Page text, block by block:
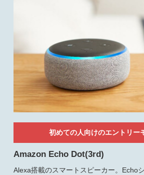
初めての人向けのエントリー
Amazon Echo Dot(3rd)
Alexa搭載のスマートスピーカー。Echo